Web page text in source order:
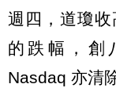
週四，道瓊
的跌幅，創
Nasdaq 亦清